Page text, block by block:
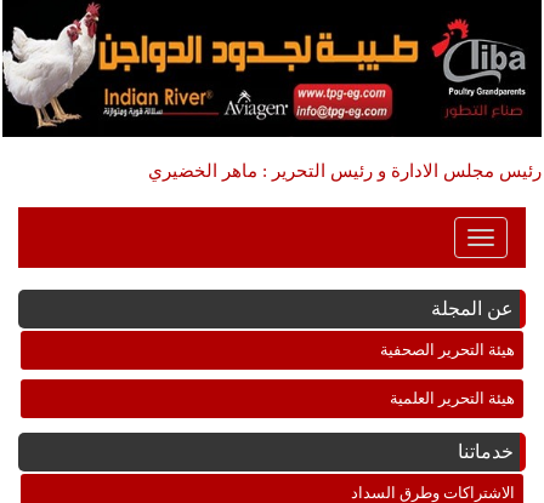
رئيس مجلس الادارة و رئيس التحرير : ماهر الخضيري
Toggle
Navigation
عن المجلة
هيئة التحرير الصحفية
هيئة التحرير العلمية
خدماتنا
الاشتراكات وطرق السداد